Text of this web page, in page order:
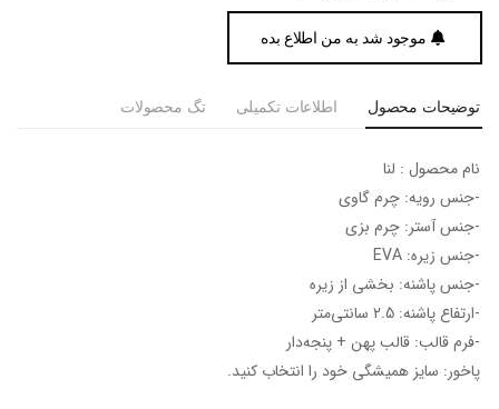
موجود شد به من اطلاع بده
توضیحات محصول اطلاعات تکمیلی تگ محصولات
نام محصول : لنا
-جنس رویه: چرم گاوی
-جنس آستر: چرم بزی
-جنس زیره: EVA
-جنس پاشنه: بخشی از زیره
-ارتفاع پاشنه: 2.5 سانتی‌متر
-فرم قالب: قالب پهن + پنجه‎‌دار
پاخور: سایز همیشگی خود را انتخاب کنید.